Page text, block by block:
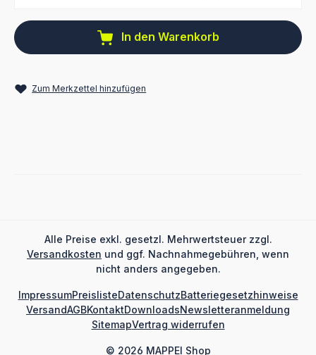
In den Warenkorb
Zum Merkzettel hinzufügen
Alle Preise exkl. gesetzl. Mehrwertsteuer zzgl.
Versandkosten und ggf. Nachnahmegebühren, wenn
nicht anders angegeben.
© 2026 MAPPEI Shop
ImpressumPreislisteDatenschutzBatteriegesetzhinweise
VersandAGBKontaktDownloadsNewsletteranmeldung
SitemapVertrag widerrufen